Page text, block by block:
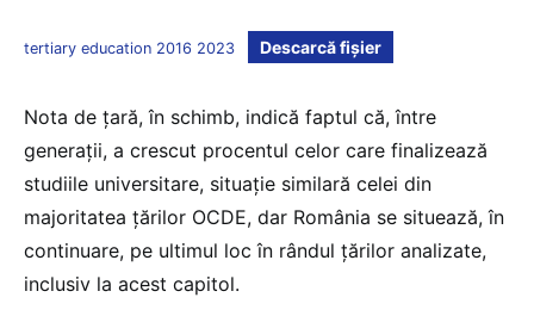
tertiary education 2016 2023 Descarcă fișier
Nota de țară, în schimb, indică faptul că, între
generații, a crescut procentul celor care finalizează
studiile universitare, situație similară celei din
majoritatea țărilor OCDE, dar România se situează, în
continuare, pe ultimul loc în rândul țărilor analizate,
inclusiv la acest capitol.